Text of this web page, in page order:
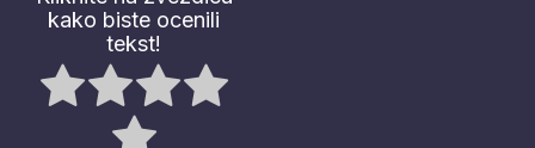
kako biste ocenili
tekst!